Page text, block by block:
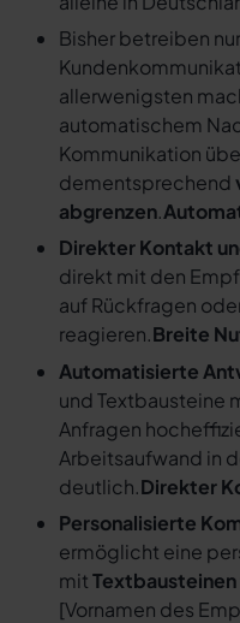
Bisher betreiben
allerwenigsten
automatischem
Kommunikation
dementsprechend
abgrenzen.
Direkter Kontakt
direkt mit den
auf Rückfragen
reagieren.Breite
Automatisierte
und Textbausteine
Anfragen
Arbeitsaufwand in
deutlich.Direkter
Personalisierte
ermöglicht eine
mitTextbausteinen
[Vornamen des